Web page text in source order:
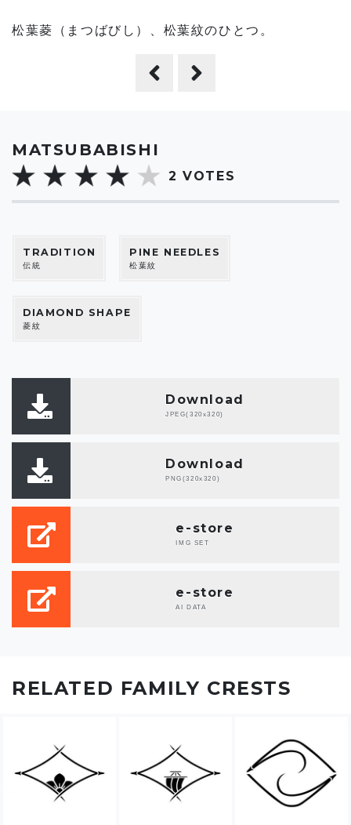
MATSUBABISHI
2 VOTES
TRADITION
伝統
PINE NEEDLES
松葉紋
DIAMOND SHAPE
菱紋
Download
JPEG(320x320)
Download
PNG(320x320)
e-store
IMG SET
e-store
AI DATA
松葉菱（まつばびし）、松葉紋のひとつ。
RELATED FAMILY CRESTS